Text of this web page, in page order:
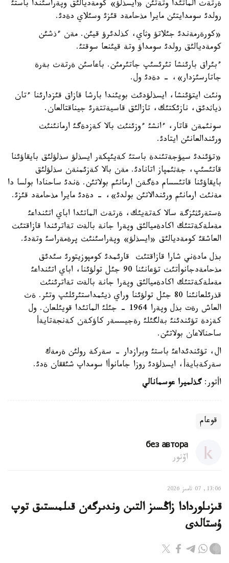
ةرتةث الماتئدا وتةتئن «ايسذلؤ» كومةديالئق وپةراسئندا باستئ
رولدئ سومدايتئن مايرا مذحامةد قئزئ وسئلاي دةدئ.
«كورةرمةندئ جئلاتؤ وثاي، كذلدئرؤ قيئن. مةن ءذشئن
كومةديالئق رولدئ سومداؤ وتة قيئنعا سوقتئ.
ءبئراق بارئنشا تئرئسئپ جاتئرمئن. باعاسئن ةرتةث بةرة
جاتارسئزدار»، - دةدئ ول.
ونئث ايتؤئنشا، ايسذلؤدئث بويئندا بارشا قازاق قئزدارئنا ءتان
ذياثدئق، نازئكتئك، تازالئق قاسيةتتةرئ جيناقتالعان.
سونئمةن قاتار، ءانشئ ءوزئنئث بالا كةزدةگئ ارمانئنئث
ورئندالعانئن ايتادئ.
«تؤئندئ سيؤجةتئندة باستئ كةيئپكةر ايسذلؤ سذلؤلئق بايقاؤئنا
قاتئسئپ، جةثئمپاز اتانادئ. مةن بالا كةزئمنةن سذلؤلئق
بايقاؤئنا قاتئسسام دةگةن ارمانئم بولاتئن. ةندئ ساحنادا بولسا دا
مةنئث ارمانئم ورئندالاتئن بولدئ»، - دةدئ مايرا مذحامةد قئزئ.
ةستةرئثئزگة سالا كةتةيئك، ةرتةث الماتئدا اباي اتئنداعئ
مةملةكةتتئك اكادةميالئق وپةرا جانة بالةت تةاترئندا قازاقتئث
العاشقئ كومةديالئق «ايسذلؤ» وپةراسئنئث پرةمةراسئ وتةدئ.
بذل مادةني شارا قازاقتئث قارئمدئ كومپوزيتورئ سئدئق
مذحامةدجانوأتئث تؤعانئنا 90 جئل تولؤئنا، اباي اتئنداعئ
مةملةكةتتئك اكادةميالئق وپةرا جانة بالةت تةاترئنئث
قذرئلعانئنا 80 جئل تولؤئنا وراي ذيئمداستئرئلئپ وتئر. ةث
العاش رةت بذل وپةرا 1964 - جئلئ الماتئدا قويئلعان. ول
كةزدة تؤئندئنئ بةلگئلئ رةجيسسةر كاؤكةن كةنجةتايةأ
ساحنالاعان بولاتئن.
ال، تؤئندئداعئ باستئ وبرازدار - سةركة رولئن ةرمةك
سةركةبايةأ، ايسذلؤدئ روزا جامانوأا سومداپ شئققان ةدئ.
اأتور:گذلميرا عوسمانالي
قوعام
без автора
اۆتور
13:06, 07 تامىز 2026
قىزىلوردادا زاڭسىز التىن وندىرگەن قىلمىستىق توپ
ۇستالدى